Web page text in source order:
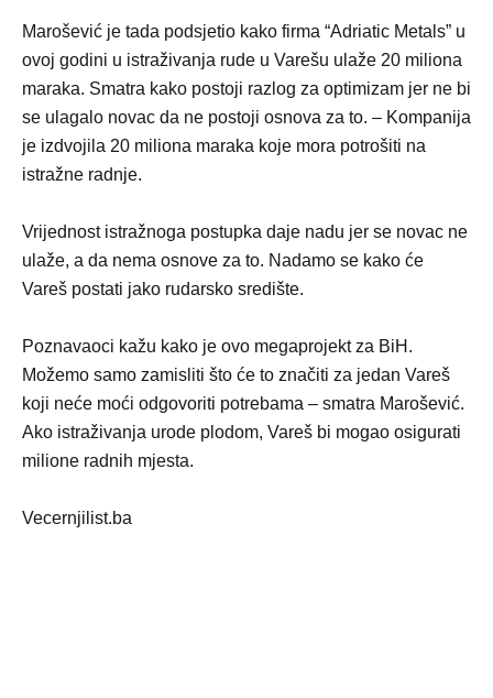
Marošević je tada podsjetio kako firma “Adriatic Metals” u
ovoj godini u istraživanja rude u Varešu ulaže 20 miliona
maraka. Smatra kako postoji razlog za optimizam jer ne bi
se ulagalo novac da ne postoji osnova za to. – Kompanija
je izdvojila 20 miliona maraka koje mora potrošiti na
istražne radnje.
Vrijednost istražnoga postupka daje nadu jer se novac ne
ulaže, a da nema osnove za to. Nadamo se kako će
Vareš postati jako rudarsko središte.
Poznavaoci kažu kako je ovo megaprojekt za BiH.
Možemo samo zamisliti što će to značiti za jedan Vareš
koji neće moći odgovoriti potrebama – smatra Marošević.
Ako istraživanja urode plodom, Vareš bi mogao osigurati
milione radnih mjesta.
Vecernjilist.ba